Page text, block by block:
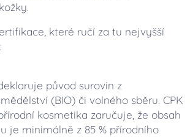
které ručí za tu nejvyšší
původ surovin z
(BIO) či volného sběru. CPK
kosmetika zaručuje, že obsah
je minimálně z 85 % přírodního